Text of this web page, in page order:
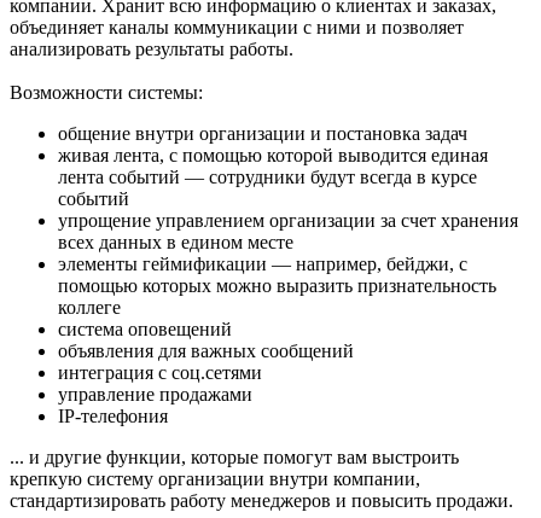
компании. Хранит всю информацию о клиентах и заказах,
объединяет каналы коммуникации с ними и позволяет
анализировать результаты работы.
Возможности системы:
общение внутри организации и постановка задач
живая лента, с помощью которой выводится единая
лента событий — сотрудники будут всегда в курсе
событий
упрощение управлением организации за счет хранения
всех данных в едином месте
элементы геймификации — например, бейджи, с
помощью которых можно выразить признательность
коллеге
система оповещений
объявления для важных сообщений
интеграция с соц.сетями
управление продажами
IP-телефония
... и другие функции, которые помогут вам выстроить
крепкую систему организации внутри компании,
стандартизировать работу менеджеров и повысить продажи.